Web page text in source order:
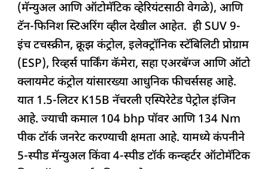
(मॅन्युअल आणि ऑटोमॅटिक व्हेरियंटसाठी वेगळे), आणि
टॅन-फिनिश स्टिअरिंग व्हील देखील आहेत. ही SUV 9-
इंच टचस्क्रीन, क्रूझ कंट्रोल, इलेक्ट्रॉनिक स्टॅबिलिटी प्रोग्राम
(ESP), रिव्हर्स पार्किंग कॅमेरा, सहा एअरबॅग्ज आणि ऑटो
क्लायमेट कंट्रोल यांसारख्या आधुनिक फीचर्ससह आहे.
यात 1.5-लिटर K15B नॅचरली एस्पिरेटेड पेट्रोल इंजिन
आहे. ज्याची कमाल 104 bhp पॉवर आणि 134 Nm
पीक टॉर्क जनरेट करण्याची क्षमता आहे. यामध्ये कंपनीने
5-स्पीड मॅन्युअल किंवा 4-स्पीड टॉर्क कन्व्हर्टर ऑटोमॅटिक